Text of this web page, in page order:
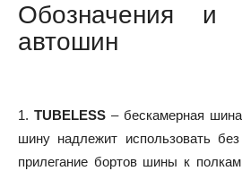
Обозначения и
автошин
1. TUBELESS – бескамерная
шину надлежит использовать
прилегание бортов шины к